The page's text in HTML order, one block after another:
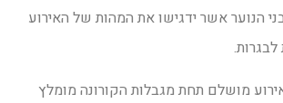
הנוער אשר ידגישו את המהות של האירוע
מושלם תחת מגבלות הקורונה מומלץ